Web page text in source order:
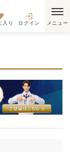
入り ログイン